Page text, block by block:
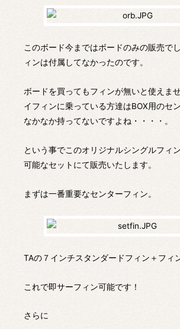
このボード今まではボードのみの販売で
ィンは付属してなかったのです。
ボードを買ってもフィンが無いと使えま
イフィンに乗っている方達はBOX用のセ
なかなか持ってないですよね・・・・。
という事でこのオリジナルシングルフィ
可能なセットにて販売いたします。
まずは一番重要なセンターフィン。
TAの７インチスタンダードフィン＋フィ
これで即サーフィン可能です！
さらに